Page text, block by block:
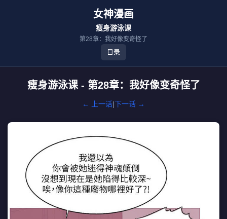
女神漫画
瘦身游泳课
第28章：我好像变奇怪了
目录
瘦身游泳课 - 第28章：我好像变奇怪了
← 上一话|下一话 →